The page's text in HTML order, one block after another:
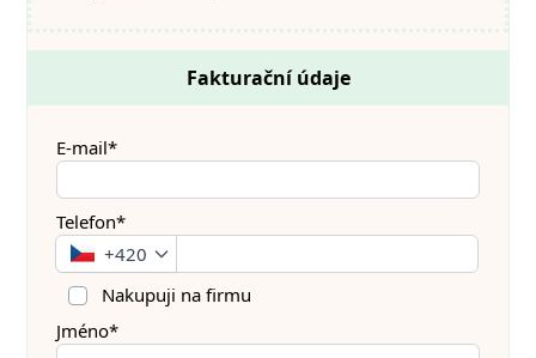
Fakturační údaje
E-mail*
Telefon*
+420
Nakupuji na firmu
Jméno*